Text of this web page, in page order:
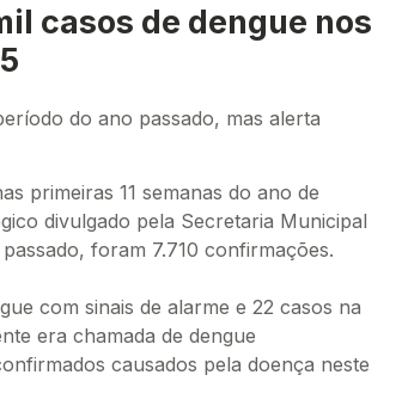
casos de dengue nos
do ano passado, mas alerta
primeiras 11 semanas do ano de
divulgado pela Secretaria Municipal
foram 7.710 confirmações.
com sinais de alarme e 22 casos na
era chamada de dengue
causados pela doença neste